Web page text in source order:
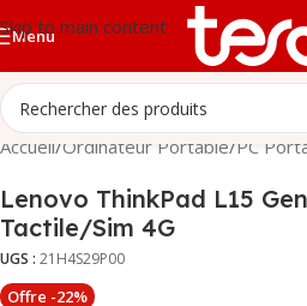
Skip to main content
Menu
Accueil/Ordinateur Portable/PC
Lenovo ThinkPad L15
Tactile/Sim 4G
UGS : 21H4S29P00
Offre -22%